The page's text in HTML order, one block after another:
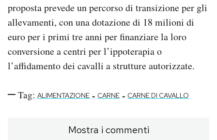
proposta prevede un percorso di transizione per gli
allevamenti, con una dotazione di 18 milioni di
euro per i primi tre anni per finanziare la loro
conversione a centri per l’ippoterapia o
l’affidamento dei cavalli a strutture autorizzate.
Tag: ALIMENTAZIONE - CARNE - CARNE DI CAVALLO
Mostra i commenti